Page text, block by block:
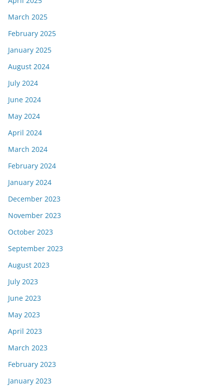
March 2025
February 2025
January 2025
August 2024
July 2024
June 2024
May 2024
April 2024
March 2024
February 2024
January 2024
December 2023
November 2023
October 2023
September 2023
August 2023
July 2023
June 2023
May 2023
April 2023
March 2023
February 2023
January 2023